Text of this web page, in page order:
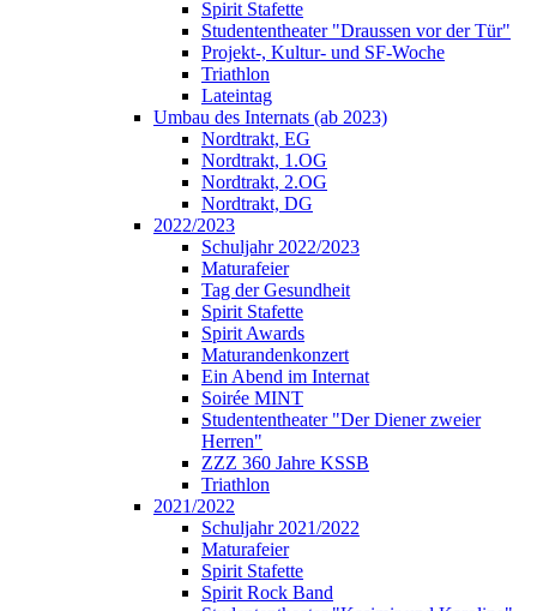
Spirit Stafette
Studententheater "Draussen vor der Tür"
Projekt-, Kultur- und SF-Woche
Triathlon
Lateintag
Umbau des Internats (ab 2023)
Nordtrakt, EG
Nordtrakt, 1.OG
Nordtrakt, 2.OG
Nordtrakt, DG
2022/2023
Schuljahr 2022/2023
Maturafeier
Tag der Gesundheit
Spirit Stafette
Spirit Awards
Maturandenkonzert
Ein Abend im Internat
Soirée MINT
Studententheater "Der Diener zweier
Herren"
ZZZ 360 Jahre KSSB
Triathlon
2021/2022
Schuljahr 2021/2022
Maturafeier
Spirit Stafette
Spirit Rock Band